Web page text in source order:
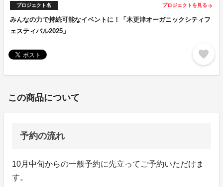
プロジェクト名 プロジェクトを見る arrow_forward
みんなの力で持続可能なイベントに！「木更津オーガニックシティフ
ェスティバル2025」
favorite
この商品について
予約の流れ
10月中旬からの一般予約に先立ってご予約いただけま
す。